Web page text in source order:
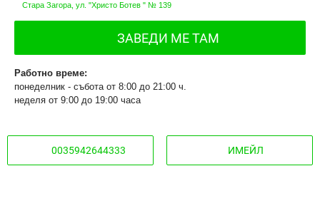
Стара Загора, ул. "Христо Ботев " № 139
ЗАВЕДИ МЕ ТАМ
Работно време:
понеделник - събота от 8:00 до 21:00 ч.
неделя от 9:00 до 19:00 часа
0035942644333 ИМЕЙЛ